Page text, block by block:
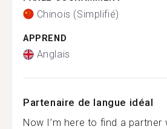
Chinois (Simplifié)
APPREND
Anglais
Partenaire de langue idéal
Now I’m here to find a partner